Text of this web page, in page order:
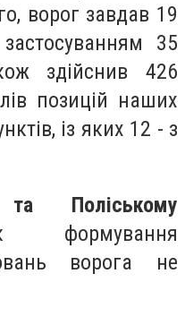
ворог завдав 19
застосуванням 35
здійснив 426
позицій наших
із яких 12 - з
Поліському
ворога не